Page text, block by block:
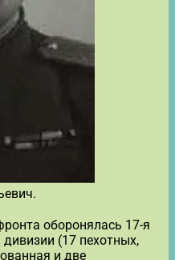
оборонялась 17-я
(17 пехотных,
и две